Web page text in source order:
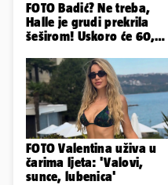
FOTO Badić? Ne treba,
Halle je grudi prekrila
šeširom! Uskoro će 60,
FOTO Valentina uživa u
čarima ljeta: 'Valovi,
sunce, lubenica'